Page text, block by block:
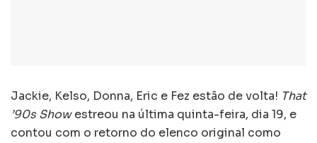
Jackie, Kelso, Donna, Eric e Fez estão de volta! That
’90s Showestreou na última quinta-feira, dia 19, e
contou com o retorno do elenco original como